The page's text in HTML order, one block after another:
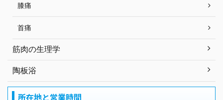
膝痛
首痛
筋肉の生理学
陶板浴
所在地と営業時間